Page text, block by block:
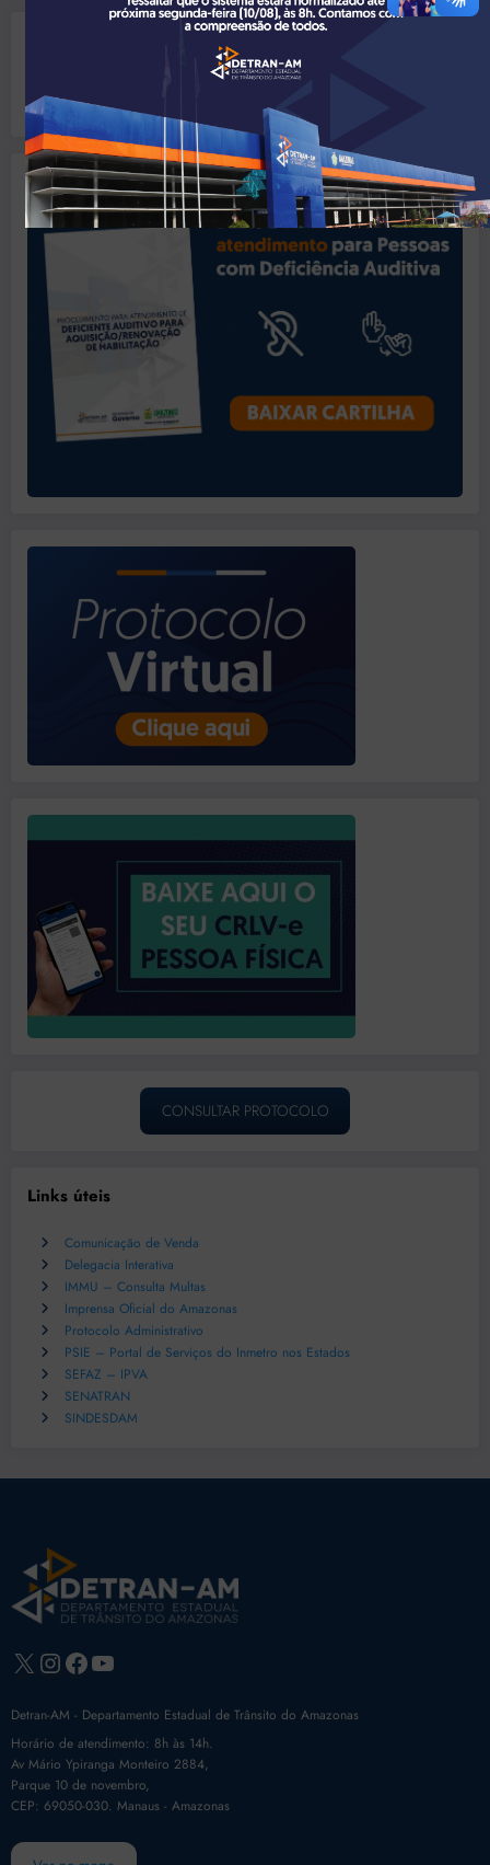
CONSULTAR PROTOCOLO
Links úteis
Comunicação de Venda
Delegacia Interativa
IMMU – Consulta Multas
Imprensa Oficial do Amazonas
Protocolo Administrativo
PSIE – Portal de Serviços do Inmetro nos Estados
SEFAZ – IPVA
SENATRAN
SINDESDAM
X Instagram
Facebook
Youtube
Detran-AM - Departamento Estadual de Trânsito do Amazonas
Horário de atendimento: 8h às 14h.
Av Mário Ypiranga Monteiro 2884,
Parque 10 de novembro,
CEP: 69050-030. Manaus - Amazonas